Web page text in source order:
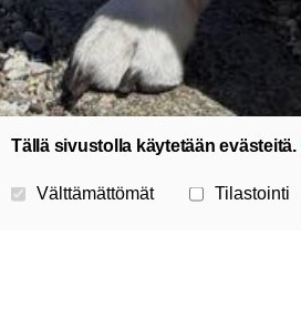
Tällä sivustolla käytetään evästeitä.
Valitse käytettävät evästeet
Välttämättömät Tilastointi